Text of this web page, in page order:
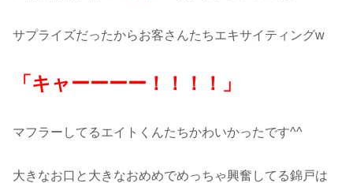
サプライズだったからお客さんたちエキサイティングw
「キャーーーー！！！！」
マフラーしてるエイトくんたちかわいかったです^^
大きなお口と大きなおめめでめっちゃ興奮してる錦戸は